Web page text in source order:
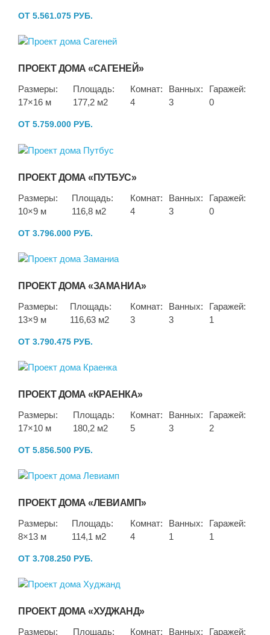
ОТ 5.561.075 РУБ.
ПРОЕКТ ДОМА «САГЕНЕЙ»
Размеры:
17×16 м
Площадь:
177,2 м2
Комнат:
4
Ванных:
3
Гаражей:
0
ОТ 5.759.000 РУБ.
ПРОЕКТ ДОМА «ПУТБУС»
Размеры:
10×9 м
Площадь:
116,8 м2
Комнат:
4
Ванных:
3
Гаражей:
0
ОТ 3.796.000 РУБ.
ПРОЕКТ ДОМА «ЗАМАНИА»
Размеры:
13×9 м
Площадь:
116,63 м2
Комнат:
3
Ванных:
3
Гаражей:
1
ОТ 3.790.475 РУБ.
ПРОЕКТ ДОМА «КРАЕНКА»
Размеры:
17×10 м
Площадь:
180,2 м2
Комнат:
5
Ванных:
3
Гаражей:
2
ОТ 5.856.500 РУБ.
ПРОЕКТ ДОМА «ЛЕВИАМП»
Размеры:
8×13 м
Площадь:
114,1 м2
Комнат:
4
Ванных:
1
Гаражей:
1
ОТ 3.708.250 РУБ.
ПРОЕКТ ДОМА «ХУДЖАНД»
Размеры:
Площадь: Комнат: Ванных: Гаражей: